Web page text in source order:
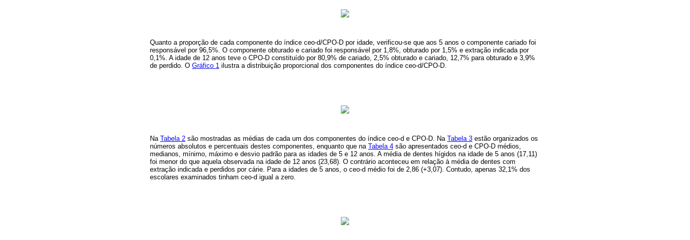
Quanto a proporção de cada componente do índice ceo-d/CPO-D por idade, verificou-se que aos 5 anos o componente cariado foi
responsável por 96,5%. O componente obturado e cariado foi responsável por 1,8%, obturado por 1,5% e extração indicada por
0,1%. A idade de 12 anos teve o CPO-D constituído por 80,9% de cariado, 2,5% obturado e cariado, 12,7% para obturado e 3,9%
de perdido. O Gráfico 1 ilustra a distribuição proporcional dos componentes do índice ceo-d/CPO-D.
Na Tabela 2 são mostradas as médias de cada um dos componentes do índice ceo-d e CPO-D. Na Tabela 3 estão organizados os
números absolutos e percentuais destes componentes, enquanto que na Tabela 4 são apresentados ceo-d e CPO-D médios,
medianos, mínimo, máximo e desvio padrão para as idades de 5 e 12 anos. A média de dentes hígidos na idade de 5 anos (17,11)
foi menor do que aquela observada na idade de 12 anos (23,68). O contrário aconteceu em relação à média de dentes com
extração indicada e perdidos por cárie. Para a idades de 5 anos, o ceo-d médio foi de 2,86 (+3,07). Contudo, apenas 32,1% dos
escolares examinados tinham ceo-d igual a zero.